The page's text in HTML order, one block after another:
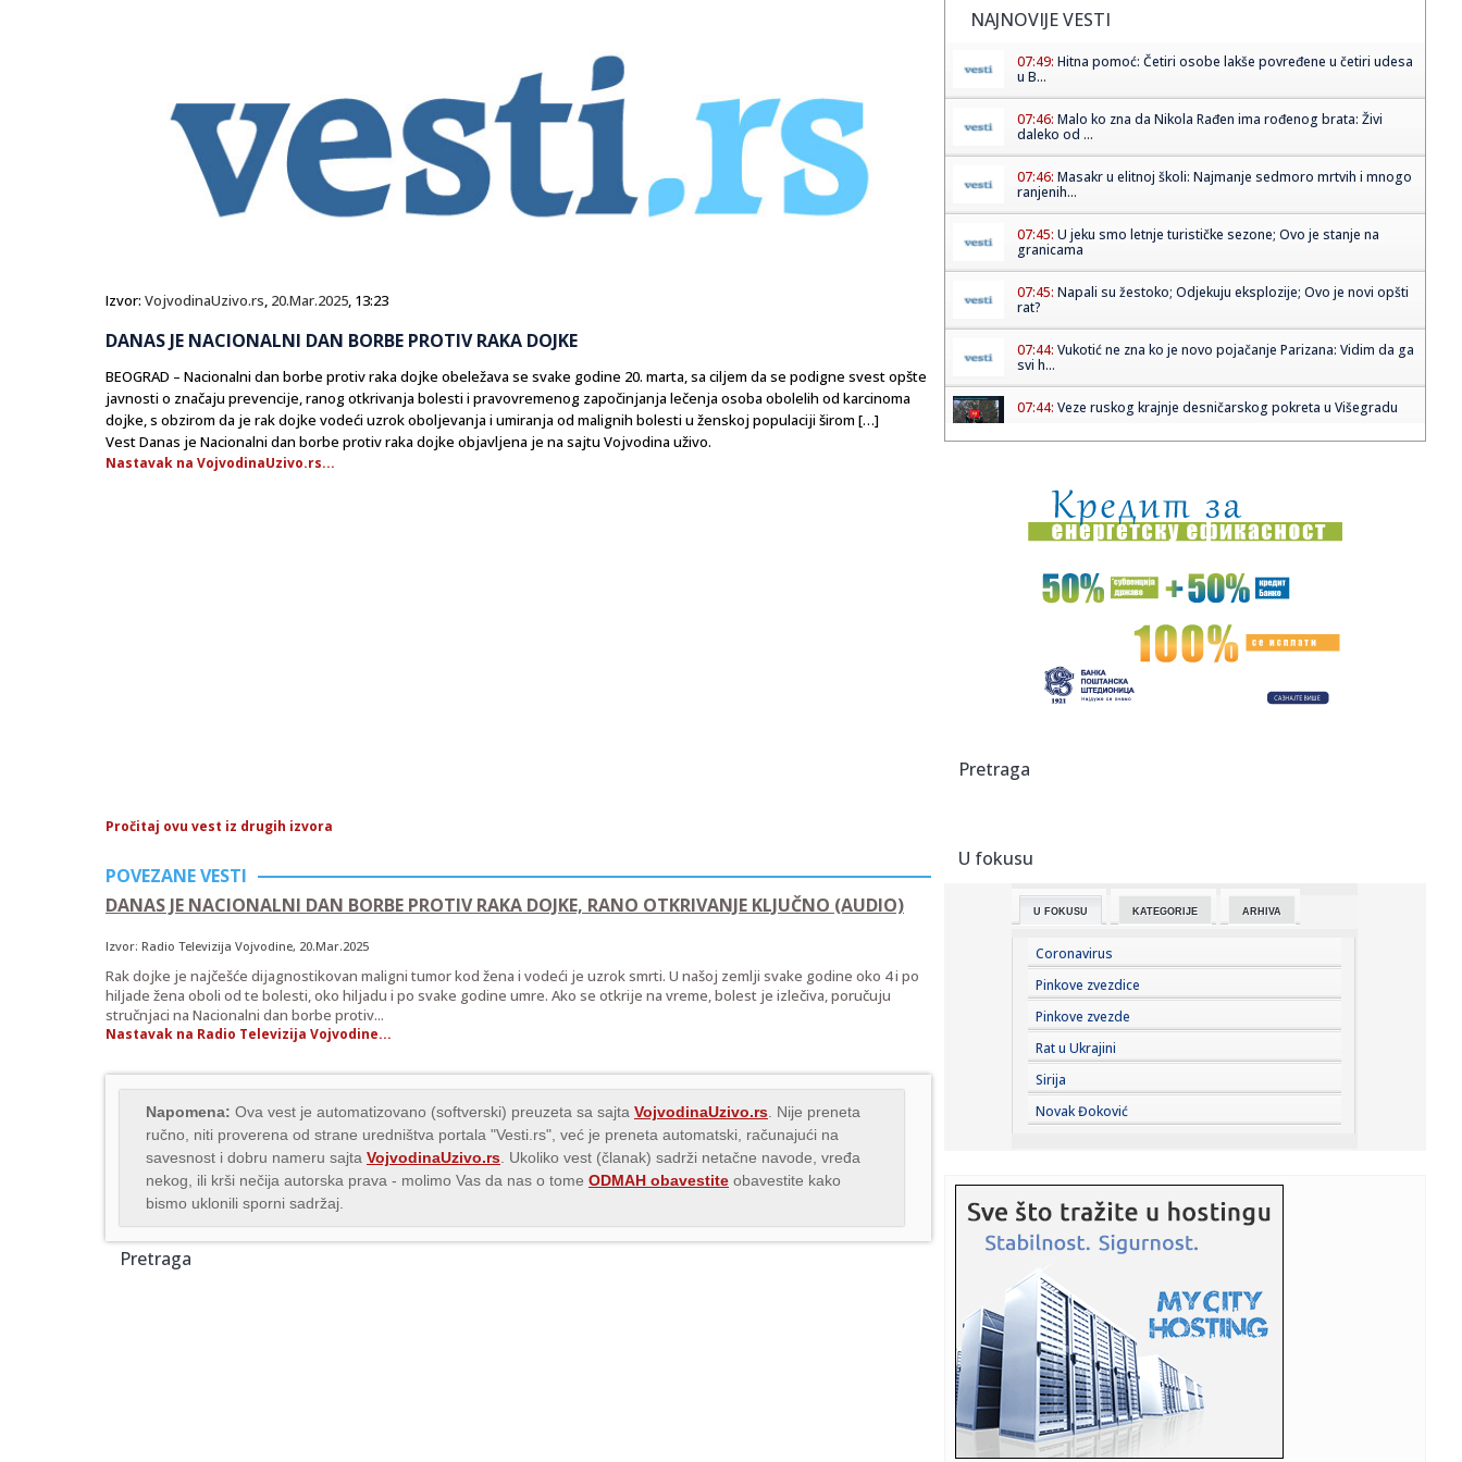
Izvor: VojvodinaUzivo.rs, 20.Mar.2025, 13:23
DANAS JE NACIONALNI DAN BORBE PROTIV RAKA DOJKE
BEOGRAD – Nacionalni dan borbe protiv raka dojke obeležava se svake godine 20. marta, sa ciljem da se podigne svest opšte
javnosti o značaju prevencije, ranog otkrivanja bolesti i pravovremenog započinjanja lečenja osoba obolelih od karcinoma
dojke, s obzirom da je rak dojke vodeći uzrok oboljevanja i umiranja od malignih bolesti u ženskoj populaciji širom […]
Vest Danas je Nacionalni dan borbe protiv raka dojke objavljena je na sajtu Vojvodina uživo.
Nastavak na VojvodinaUzivo.rs...
Pročitaj ovu vest iz drugih izvora
POVEZANE VESTI
DANAS JE NACIONALNI DAN BORBE PROTIV RAKA DOJKE, RANO OTKRIVANJE KLJUČNO (AUDIO)
Izvor: Radio Televizija Vojvodine, 20.Mar.2025
Rak dojke je najčešće dijagnostikovan maligni tumor kod žena i vodeći je uzrok smrti. U našoj zemlji svake godine oko 4 i po
hiljade žena oboli od te bolesti, oko hiljadu i po svake godine umre. Ako se otkrije na vreme, bolest je izlečiva, poručuju
stručnjaci na Nacionalni dan borbe protiv...
Nastavak na Radio Televizija Vojvodine...
Napomena: Ova vest je automatizovano (softverski) preuzeta sa sajta VojvodinaUzivo.rs . Nije preneta
ručno, niti proverena od strane uredništva portala "Vesti.rs", već je preneta automatski, računajući na
savesnost i dobru nameru sajta VojvodinaUzivo.rs . Ukoliko vest (članak) sadrži netačne navode, vređa
nekog, ili krši nečija autorska prava - molimo Vas da nas o tome ODMAH obavestite obavestite kako
bismo uklonili sporni sadržaj.
Pretraga
NAJNOVIJE VESTI
07:49: Hitna pomoć: Četiri osobe lakše povređene u četiri udesa
u B...
07:46: Malo ko zna da Nikola Rađen ima rođenog brata: Živi
daleko od ...
07:46: Masakr u elitnoj školi: Najmanje sedmoro mrtvih i mnogo
ranjenih...
07:45: U jeku smo letnje turističke sezone; Ovo je stanje na
granicama
07:45: Napali su žestoko; Odjekuju eksplozije; Ovo je novi opšti
rat?
07:44: Vukotić ne zna ko je novo pojačanje Parizana: Vidim da ga
svi h...
07:44: Veze ruskog krajnje desničarskog pokreta u Višegradu
07:42:Banjalučani više gledaju nego što čitaju "Odiseju": Kina
puna...
07:42:Pronađen mrtav u zatvoru: Djevojke iz Banjaluke i Novog
Sada dov...
Pucnjava u školi na Tajlandu; Učćenik ubio nastavnika; Ima
07:40:Robne rezerve hitno potrebne u RS, a niko ih više i ne
07:28:
07:25:
Izdato upozorenje: Rizik može biti ekstreman; Oglasio se
07:23:Hotel duboko pod zemljom: Do kreveta se stiže 45 minuta,
noć ko...
07:21:Gužva na Batrovcima, čeka se četiri sata
07:18:Saga je gotovo: Potpisao Vinisijus!
07:16: I danas veoma toplo, posle podne mogući pljuskovi i
grmljavina
07:15:
postu...
07:12:Uzbuna: Naređena hitna evakuacija stanovništva; Otkazani
letovi...
07:11:Na Preševu bez većih gužvi, ali se tokom dana očekuje
pojača...
07:10:Najveći fenomen na tržištu nekretnina u Srbiji: Kuće u ovom
Pretraga
U fokusu
U FOKUSU KATEGORIJE ARHIVA
Coronavirus
Pinkove zvezdice
Pinkove zvezde
Rat u Ukrajini
Sirija
Novak Đoković